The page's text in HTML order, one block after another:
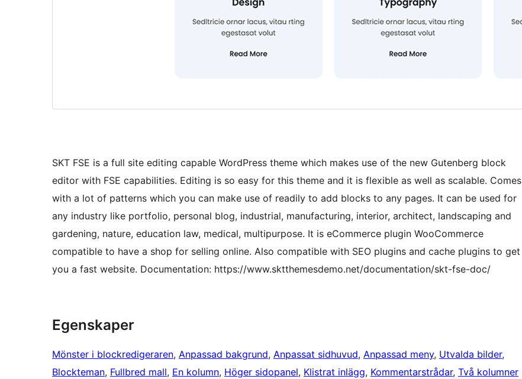
SKT FSE is a full site editing capable WordPress theme which makes use of the new Gutenberg block
editor with FSE capabilities. Editing is so easy for this theme and it is flexible as well as scalable. Comes
with a lot of patterns which you can make use of readily to add blocks to any pages. It can be used for
any industry like portfolio, personal blog, industrial, manufacturing, interior, architect, landscaping and
gardening, nature, education law, medical, multipurpose. It is eCommerce plugin WooCommerce
compatible to have a shop for selling online. Also compatible with SEO plugins and cache plugins to get
you a fast website. Documentation: https://www.sktthemesdemo.net/documentation/skt-fse-doc/
Egenskaper
Mönster i blockredigeraren, Anpassad bakgrund, Anpassat sidhuvud, Anpassad meny, Utvalda bilder
Blockteman, Fullbred mall, En kolumn, Höger sidopanel, Klistrat inlägg, Kommentarstrådar, Två kolumner